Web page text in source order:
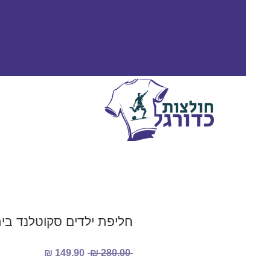
חליפת ילדים סקוטלנד בית
‏280.00 ‏₪
מחיר